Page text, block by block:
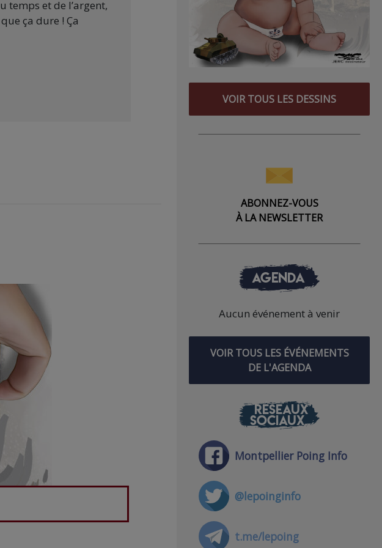
temps et de l’argent,
ça dure ! Ça
VOIR TOUS LES DESSINS
ABONNEZ-VOUS
À LA NEWSLETTER
AGENDA
Aucun événement à venir
VOIR TOUS LES ÉVÉNEMENTS
DE L'AGENDA
RÉSEAUX
SOCIAUX
Montpellier Poing Info
@lepoinginfo
t.me/lepoing